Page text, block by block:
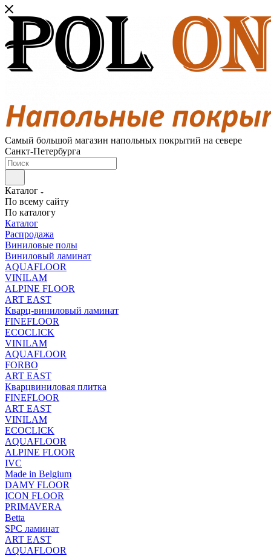
Самый большой магазин напольных покрытий на севере
Санкт-Петербурга
Каталог
По всему сайту
По каталогу
Каталог
Распродажа
Виниловые полы
Виниловый ламинат
AQUAFLOOR
VINILAM
ALPINE FLOOR
ART EAST
Кварц-виниловый ламинат
FINEFLOOR
ECOCLICK
VINILAM
AQUAFLOOR
FORBO
ART EAST
Кварцвиниловая плитка
FINEFLOOR
ART EAST
VINILAM
ECOCLICK
AQUAFLOOR
ALPINE FLOOR
IVC
Made in Belgium
DAMY FLOOR
ICON FLOOR
PRIMAVERA
Betta
SPC ламинат
ART EAST
AQUAFLOOR